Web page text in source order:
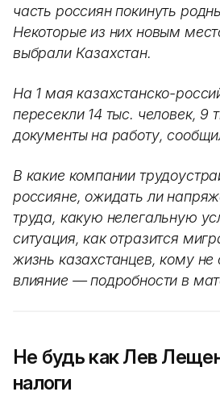
часть россиян покинуть
Некоторые из них новым
выбрали Казахстан.
На 1 мая казахстанско-
пересекли 14 тыс. человек, 9
документы на работу,
В какие компании
россияне, ожидать ли
труда, какую нелегальную
ситуация, как отразится
жизнь казахстанцев, кому
влияние — подробности в
Не будь как Лев
налоги